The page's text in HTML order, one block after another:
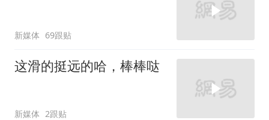
新媒体 69跟贴
这滑的挺远的哈，棒棒哒
新媒体 2跟贴